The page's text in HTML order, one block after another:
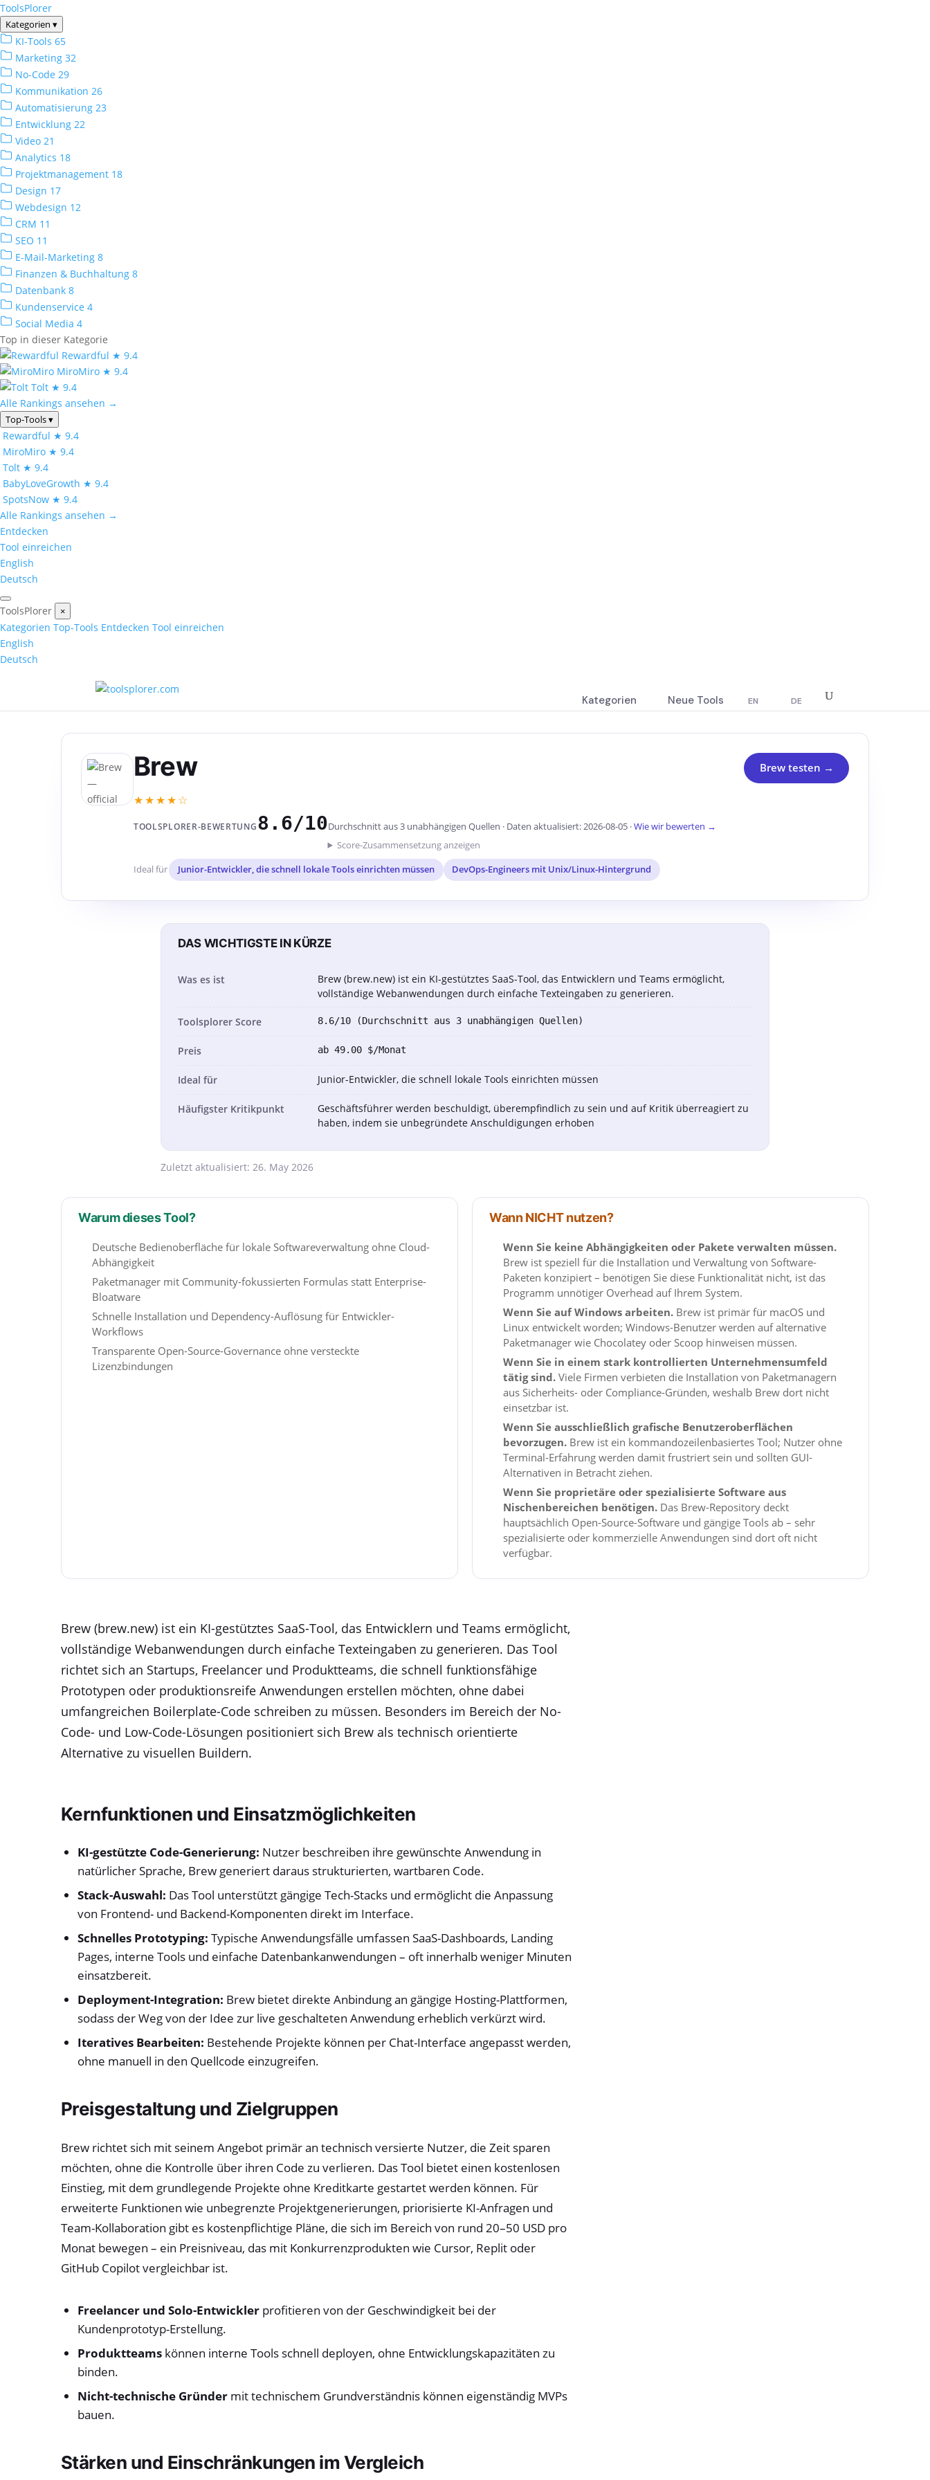
ToolsPlorer
Kategorien ▾
KI-Tools 65
Marketing 32
No-Code 29
Kommunikation 26
Automatisierung 23
Entwicklung 22
Video 21
Analytics 18
Projektmanagement 18
Design 17
Webdesign 12
CRM 11
SEO 11
E-Mail-Marketing 8
Finanzen & Buchhaltung 8
Datenbank 8
Kundenservice 4
Social Media 4
Top in dieser Kategorie
Rewardful ★ 9.4
MiroMiro ★ 9.4
Tolt ★ 9.4
Alle Rankings ansehen →
Top-Tools▾
Rewardful ★ 9.4
MiroMiro ★ 9.4
Tolt ★ 9.4
BabyLoveGrowth ★ 9.4
SpotsNow ★ 9.4
Alle Rankings ansehen →
Entdecken
Tool einreichen
English
Deutsch
ToolsPlorer ×
Kategorien Top-Tools Entdecken Tool einreichen
English
Deutsch
Kategorien Neue Tools EN DE
Brew
★★★★☆
TOOLSPLORER-BEWERTUNG 8.6/10Durchschnitt aus 3 unabhängigen Quellen · Daten aktualisiert: 2026-08-05 ·Wie wir bewerten →
Score-Zusammensetzung anzeigen
Ideal für
Junior-Entwickler, die schnell lokale Tools einrichten müssen DevOps-Engineers mit Unix/Linux-Hintergrund
Brew testen →
DAS WICHTIGSTE IN KÜRZE
Was es ist
Brew (brew.new) ist ein KI-gestütztes SaaS-Tool, das Entwicklern und Teams ermöglicht,
vollständige Webanwendungen durch einfache Texteingaben zu generieren.
Toolsplorer Score 8.6/10 (Durchschnitt aus 3 unabhängigen Quellen)
Preis ab 49.00 $/Monat
Ideal für Junior-Entwickler, die schnell lokale Tools einrichten müssen
Häufigster Kritikpunkt
Geschäftsführer werden beschuldigt, überempfindlich zu sein und auf Kritik überreagiert zu
haben, indem sie unbegründete Anschuldigungen erhoben
Zuletzt aktualisiert: 26. May 2026
Warum dieses Tool?
Deutsche Bedienoberfläche für lokale Softwareverwaltung ohne Cloud-
Abhängigkeit
Paketmanager mit Community-fokussierten Formulas statt Enterprise-
Bloatware
Schnelle Installation und Dependency-Auflösung für Entwickler-
Workflows
Transparente Open-Source-Governance ohne versteckte
Lizenzbindungen
Wann NICHT nutzen?
Wenn Sie keine Abhängigkeiten oder Pakete verwalten müssen.
Brew ist speziell für die Installation und Verwaltung von Software-
Paketen konzipiert – benötigen Sie diese Funktionalität nicht, ist das
Programm unnötiger Overhead auf Ihrem System.
Wenn Sie auf Windows arbeiten. Brew ist primär für macOS und
Linux entwickelt worden; Windows-Benutzer werden auf alternative
Paketmanager wie Chocolatey oder Scoop hinweisen müssen.
Wenn Sie in einem stark kontrollierten Unternehmensumfeld
tätig sind. Viele Firmen verbieten die Installation von Paketmanagern
aus Sicherheits- oder Compliance-Gründen, weshalb Brew dort nicht
einsetzbar ist.
Wenn Sie ausschließlich grafische Benutzeroberflächen
bevorzugen. Brew ist ein kommandozeilenbasiertes Tool; Nutzer ohne
Terminal-Erfahrung werden damit frustriert sein und sollten GUI-
Alternativen in Betracht ziehen.
Wenn Sie proprietäre oder spezialisierte Software aus
Nischenbereichen benötigen. Das Brew-Repository deckt
hauptsächlich Open-Source-Software und gängige Tools ab – sehr
spezialisierte oder kommerzielle Anwendungen sind dort oft nicht
verfügbar.
Brew (brew.new) ist ein KI-gestütztes SaaS-Tool, das Entwicklern und Teams ermöglicht,
vollständige Webanwendungen durch einfache Texteingaben zu generieren. Das Tool
richtet sich an Startups, Freelancer und Produktteams, die schnell funktionsfähige
Prototypen oder produktionsreife Anwendungen erstellen möchten, ohne dabei
umfangreichen Boilerplate-Code schreiben zu müssen. Besonders im Bereich der No-
Code- und Low-Code-Lösungen positioniert sich Brew als technisch orientierte
Alternative zu visuellen Buildern.
Kernfunktionen und Einsatzmöglichkeiten
KI-gestützte Code-Generierung: Nutzer beschreiben ihre gewünschte Anwendung in
natürlicher Sprache, Brew generiert daraus strukturierten, wartbaren Code.
Stack-Auswahl: Das Tool unterstützt gängige Tech-Stacks und ermöglicht die Anpassung
von Frontend- und Backend-Komponenten direkt im Interface.
Schnelles Prototyping: Typische Anwendungsfälle umfassen SaaS-Dashboards, Landing
Pages, interne Tools und einfache Datenbankanwendungen – oft innerhalb weniger Minuten
einsatzbereit.
Deployment-Integration: Brew bietet direkte Anbindung an gängige Hosting-Plattformen,
sodass der Weg von der Idee zur live geschalteten Anwendung erheblich verkürzt wird.
Iteratives Bearbeiten: Bestehende Projekte können per Chat-Interface angepasst werden,
ohne manuell in den Quellcode einzugreifen.
Preisgestaltung und Zielgruppen
Brew richtet sich mit seinem Angebot primär an technisch versierte Nutzer, die Zeit sparen
möchten, ohne die Kontrolle über ihren Code zu verlieren. Das Tool bietet einen kostenlosen
Einstieg, mit dem grundlegende Projekte ohne Kreditkarte gestartet werden können. Für
erweiterte Funktionen wie unbegrenzte Projektgenerierungen, priorisierte KI-Anfragen und
Team-Kollaboration gibt es kostenpflichtige Pläne, die sich im Bereich von rund 20–50 USD pro
Monat bewegen – ein Preisniveau, das mit Konkurrenzprodukten wie Cursor, Replit oder
GitHub Copilot vergleichbar ist.
Freelancer und Solo-Entwickler profitieren von der Geschwindigkeit bei der
Kundenprototyp-Erstellung.
Produktteams können interne Tools schnell deployen, ohne Entwicklungskapazitäten zu
binden.
Nicht-technische Gründer mit technischem Grundverständnis können eigenständig MVPs
bauen.
Stärken und Einschränkungen im Vergleich